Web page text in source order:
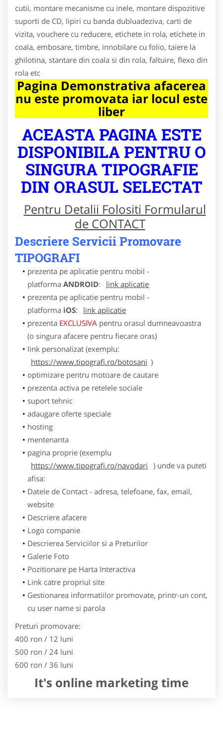
cutii, montare mecanisme cu inele, montare dispozitive
suporti de CD, lipiri cu banda dubluadeziva, carti de
vizita, vouchere cu reducere, etichete in rola, etichete in
coala, embosare, timbre, innobilare cu folio, taiere la
ghilotina, stantare din coala si din rola, faltuire, flexo din
rola etc
Pagina Demonstrativa afacerea
nu este promovata iar locul este
liber
ACEASTA PAGINA ESTE
DISPONIBILA PENTRU O
SINGURA TIPOGRAFIE
DIN ORASUL SELECTAT
Pentru Detalii Folositi Formularul
de CONTACT
Descriere Servicii Promovare
TIPOGRAFI
prezenta pe aplicatie pentru mobil -
platforma ANDROID:
link aplicatie
prezenta pe aplicatie pentru mobil -
platforma iOS:
link aplicatie
prezenta EXCLUSIVA pentru orasul dumneavoastra
(o singura afacere pentru fiecare oras)
link personalizat (exemplu:
https://www.tipografi.ro/botosani )
optimizare pentru motoare de cautare
prezenta activa pe retelele sociale
suport tehnic
adaugare oferte speciale
hosting
mentenanta
pagina proprie (exemplu
https://www.tipografi.ro/navodari ) unde va puteti
afisa:
Datele de Contact - adresa, telefoane, fax, email,
website
Descriere afacere
Logo companie
Descrierea Serviciilor si a Preturilor
Galerie Foto
Pozitionare pe Harta Interactiva
Link catre propriul site
Gestionarea informatiilor promovate, printr-un cont,
cu user name si parola
Preturi promovare:
400 ron / 12 luni
500 ron / 24 luni
600 ron / 36 luni
It's online marketing time